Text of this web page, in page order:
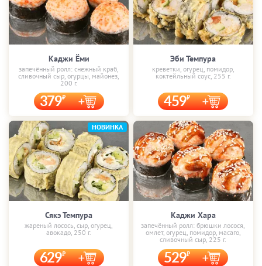
Каджи Ёми
запечённый ролл: снежный краб,
сливочный сыр, огурцы, майонез,
200 г.
379
Эби Темпура
креветки, огурец, помидор,
коктейльный соус, 255 г.
459
Сякэ Темпура
жареный лосось, сыр, огурец,
авокадо, 250 г.
629
НОВИНКА
Каджи Хара
запечённый ролл: брюшки лосося,
омлет, огурец, помидор, масаго,
сливочный сыр, 225 г.
529